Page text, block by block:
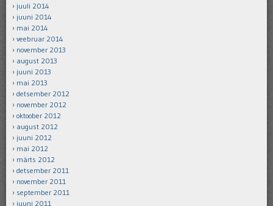
juuli 2014
juuni 2014
mai 2014
veebruar 2014
november 2013
august 2013
juuni 2013
mai 2013
detsember 2012
november 2012
oktoober 2012
august 2012
juuni 2012
mai 2012
märts 2012
detsember 2011
november 2011
september 2011
juuni 2011